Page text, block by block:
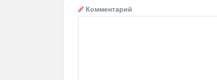
Комментарий